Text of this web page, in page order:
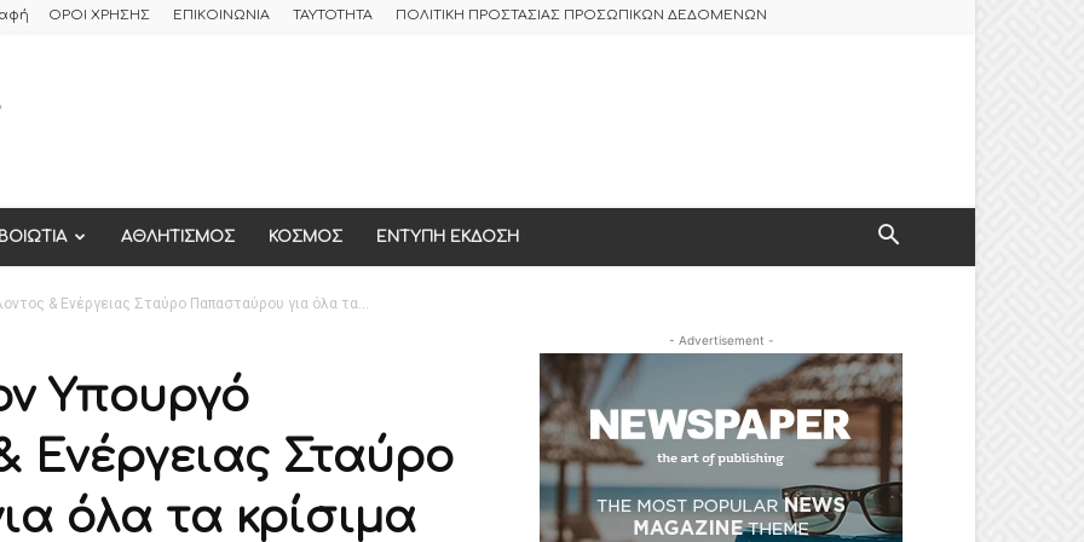
ΟΡΟΙ ΧΡΗΣΗΣ ΕΠΙΚΟΙΝΩΝΙΑ ΤΑΥΤΟΤΗΤΑ ΠΟΛΙΤΙΚΗ ΠΡΟΣΤΑΣΙΑΣ ΠΡΟΣΩΠΙΚΩΝ ΔΕΔΟΜΕΝΩΝ
ΒΟΙΩΤΙΑ ΑΘΛΗΤΙΣΜΟΣ ΚΟΣΜΟΣ ΕΝΤΥΠΗ ΕΚΔΟΣΗ
& Ενέργειας Σταύρο Παπασταύρου για όλα τα...
Υπουργό
Ενέργειας Σταύρο
όλα τα κρίσιμα
- Advertisement -